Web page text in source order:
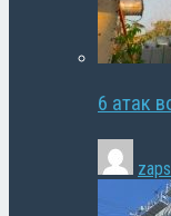
6 атак